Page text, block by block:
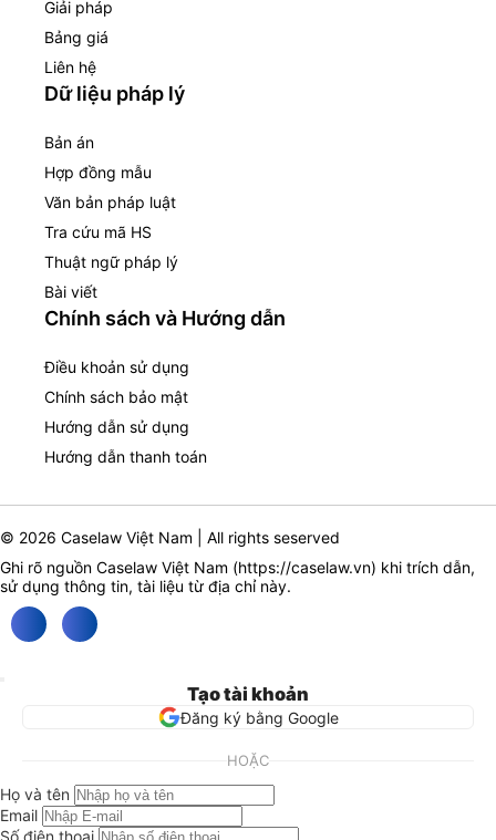
Giải pháp
Bảng giá
Liên hệ
Dữ liệu pháp lý
Bản án
Hợp đồng mẫu
Văn bản pháp luật
Tra cứu mã HS
Thuật ngữ pháp lý
Bài viết
Chính sách và Hướng dẫn
Điều khoản sử dụng
Chính sách bảo mật
Hướng dẫn sử dụng
Hướng dẫn thanh toán
© 2026 Caselaw Việt Nam | All rights seserved
Ghi rõ nguồn Caselaw Việt Nam (https://caselaw.vn) khi trích dẫn,
sử dụng thông tin, tài liệu từ địa chỉ này.
Tạo tài khoản
Đăng ký bằng Google
HOẶC
Họ và tên
Email
Số điện thoại